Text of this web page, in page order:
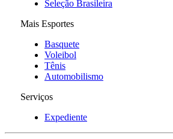
Seleção Brasileira
Mais Esportes
Basquete
Voleibol
Tênis
Automobilismo
Serviços
Expediente